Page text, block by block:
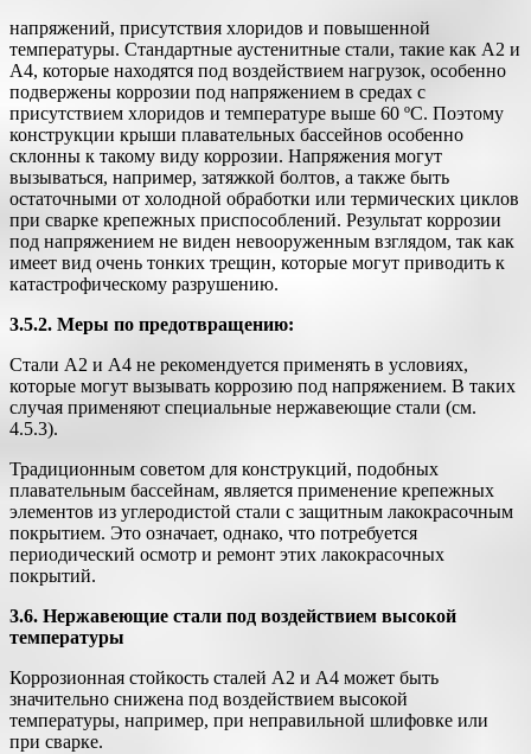
напряжений, присутствия хлоридов и повышенной
температуры. Стандартные аустенитные стали, такие как А2 и
А4, которые находятся под воздействием нагрузок, особенно
подвержены коррозии под напряжением в средах с
присутствием хлоридов и температуре выше 60 ºС. Поэтому
конструкции крыши плавательных бассейнов особенно
склонны к такому виду коррозии. Напряжения могут
вызываться, например, затяжкой болтов, а также быть
остаточными от холодной обработки или термических циклов
при сварке крепежных приспособлений. Результат коррозии
под напряжением не виден невооруженным взглядом, так как
имеет вид очень тонких трещин, которые могут приводить к
катастрофическому разрушению.
3.5.2. Меры по предотвращению:
Стали А2 и А4 не рекомендуется применять в условиях,
которые могут вызывать коррозию под напряжением. В таких
случая применяют специальные нержавеющие стали (см.
4.5.3).
Традиционным советом для конструкций, подобных
плавательным бассейнам, является применение крепежных
элементов из углеродистой стали с защитным лакокрасочным
покрытием. Это означает, однако, что потребуется
периодический осмотр и ремонт этих лакокрасочных
покрытий.
3.6. Нержавеющие стали под воздействием высокой
температуры
Коррозионная стойкость сталей А2 и А4 может быть
значительно снижена под воздействием высокой
температуры, например, при неправильной шлифовке или
при сварке.